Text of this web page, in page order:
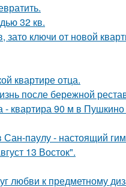
32 кв.
зато ключи от новой
квартире отца.
после бережной
- квартира 90 м в
паулу - настоящий
13 Восток".
любви к предметному